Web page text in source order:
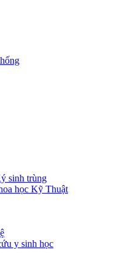
sinh trùng
học Kỹ Thuật
y sinh học